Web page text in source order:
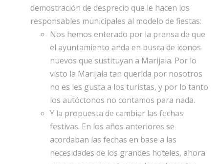
demostración de desprecio que le hacen los
responsables municipales al modelo de fiestas:
Nos hemos enterado por la prensa de que
el ayuntamiento anda en busca de iconos
nuevos que sustituyan a Marijaia. Por lo
visto la Marijaia tan querida por nosotros
no es les gusta a los turistas, y por lo tanto
los autóctonos no contamos para nada.
Y la propuesta de cambiar las fechas
festivas. En los años anteriores se
acordaban las fechas en base a las
necesidades de los grandes hoteles, ahora